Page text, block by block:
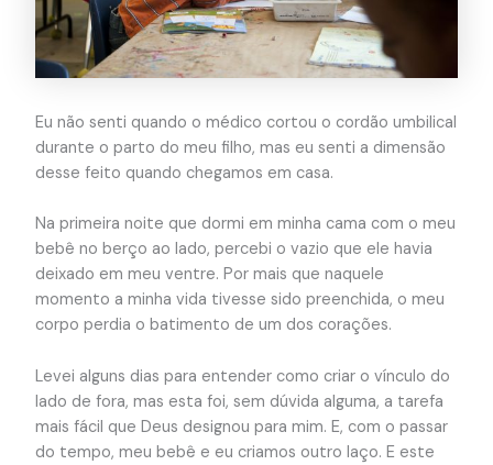
Eu não senti quando o médico cortou o cordão umbilical
durante o parto do meu filho, mas eu senti a dimensão
desse feito quando chegamos em casa.
Na primeira noite que dormi em minha cama com o meu
bebê no berço ao lado, percebi o vazio que ele havia
deixado em meu ventre. Por mais que naquele
momento a minha vida tivesse sido preenchida, o meu
corpo perdia o batimento de um dos corações.
Levei alguns dias para entender como criar o vínculo do
lado de fora, mas esta foi, sem dúvida alguma, a tarefa
mais fácil que Deus designou para mim. E, com o passar
do tempo, meu bebê e eu criamos outro laço. E este